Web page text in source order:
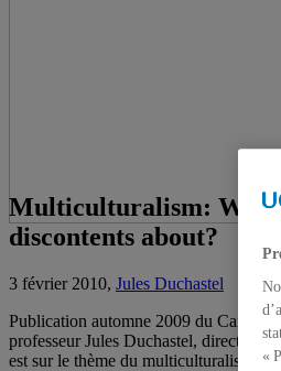
Multiculturalism: What
discontents about?
3 février 2010, Jules Duchastel
Publication automne 2009 du Canada
professeur Jules Duchastel, directeur
est sur le thème du multiculturalisme.«